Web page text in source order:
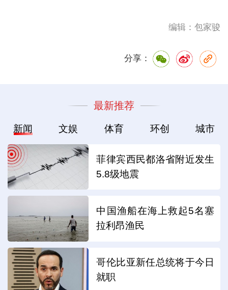
编辑：包家骏
分享：
最新推荐
新闻 文娱 体育 环创 城市
菲律宾西民都洛省附近发生
5.8级地震
中国渔船在海上救起5名塞
拉利昂渔民
哥伦比亚新任总统将于今日
就职